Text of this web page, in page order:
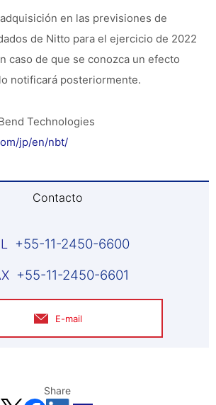
en las previsiones de
de Nitto para el ejercicio de 2022
caso de que se conozca un efecto
notificará posteriormente.
Technologies
jp/en/nbt/
Contacto
+55-11-2450-6600
+55-11-2450-6601
E-mail
Share